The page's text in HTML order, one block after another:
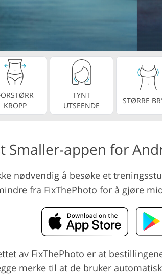
Redigering av smykkefoto
KROPP
TYNT
UTSEENDE
STØRRE
Smaller-appen for
nødvendig å besøke et
fra FixThePhoto for å gjøre
av FixThePhoto er at
merke til at de bruker